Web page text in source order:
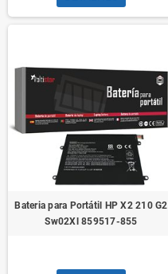
Bateria para Portátil HP X2 210 G2
Sw02Xl 859517-855